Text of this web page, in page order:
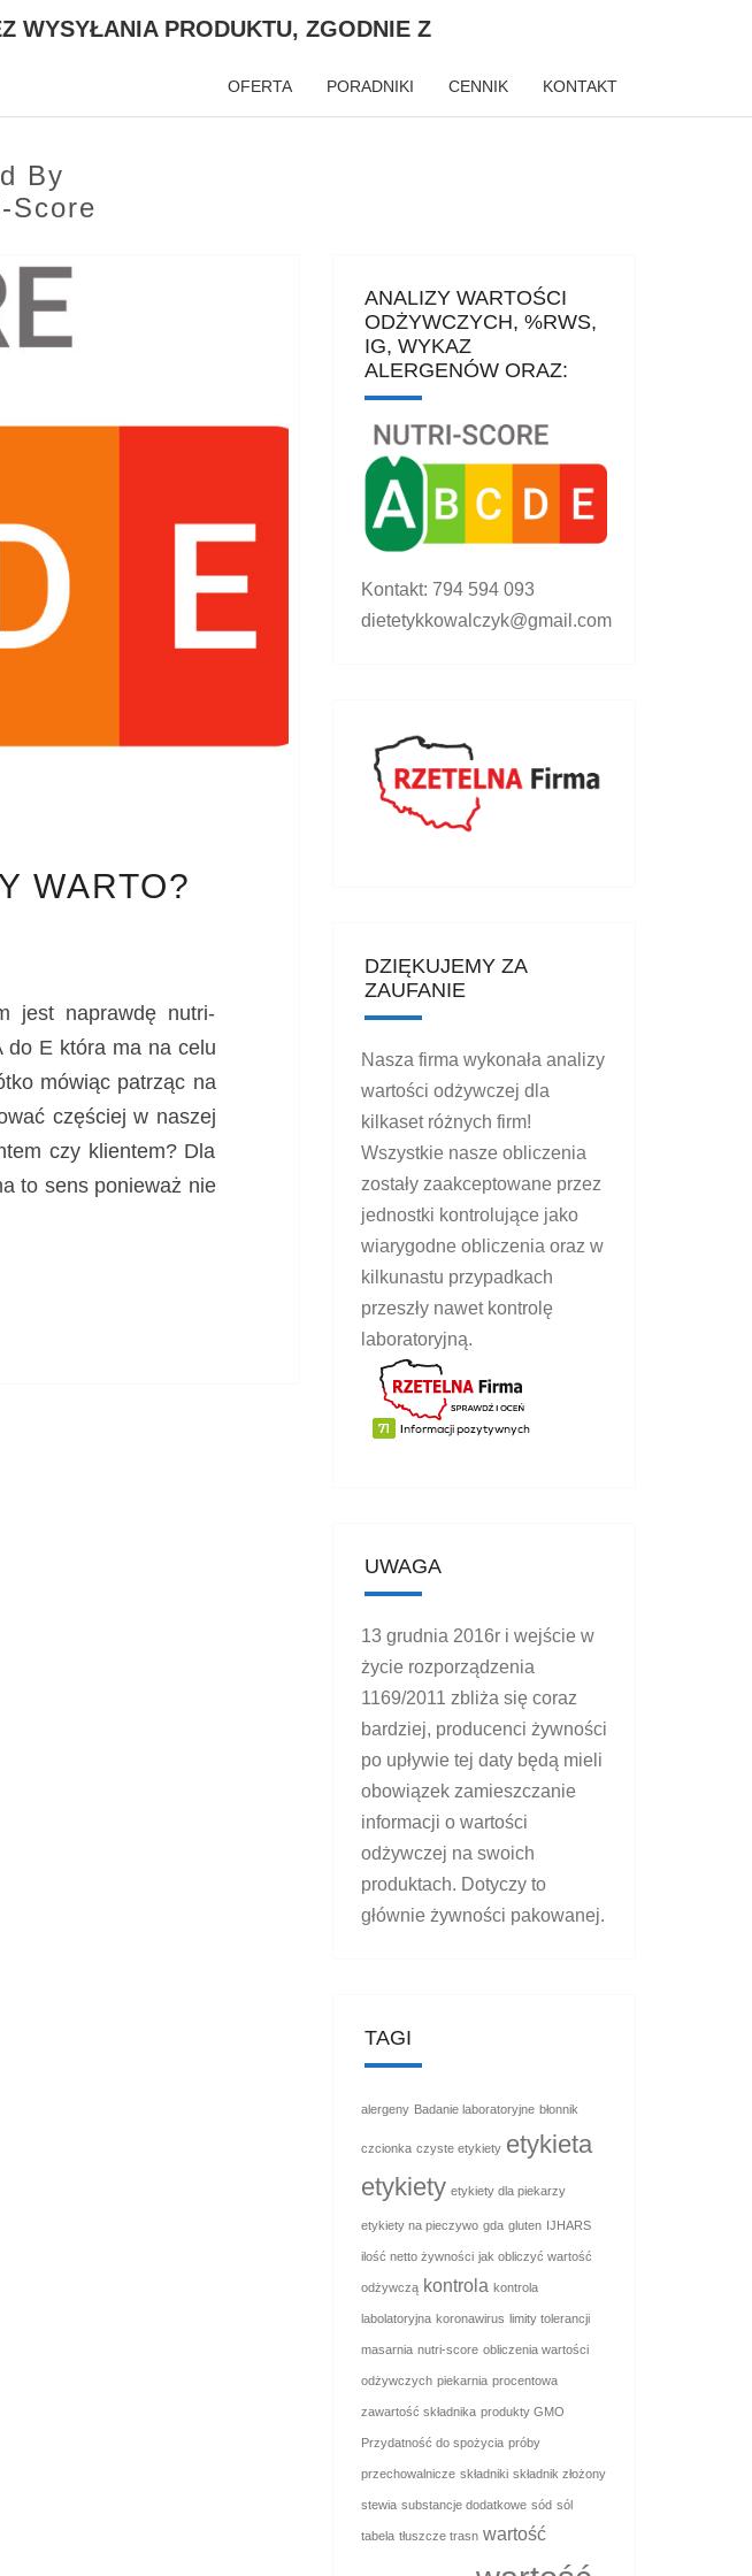
WYSYŁANIA PRODUKTU, ZGODNIE Z
OFERTA PORADNIKI CENNIK KONTAKT
By
Score
WARTO?
jest naprawdę nutri-
do E która ma na celu
mówiąc patrząc na
częściej w naszej
czy klientem? Dla
to sens ponieważ nie
ANALIZY WARTOŚCI
ODŻYWCZYCH, %RWS,
IG, WYKAZ
ALERGENÓW ORAZ:
Kontakt: 794 594 093
dietetykkowalczyk@gmail.com
DZIĘKUJEMY ZA
ZAUFANIE
Nasza firma wykonała analizy
wartości odżywczej dla
kilkaset różnych firm!
Wszystkie nasze obliczenia
zostały zaakceptowane przez
jednostki kontrolujące jako
wiarygodne obliczenia oraz w
kilkunastu przypadkach
przeszły nawet kontrolę
laboratoryjną.
UWAGA
13 grudnia 2016r i wejście w
życie rozporządzenia
1169/2011 zbliża się coraz
bardziej, producenci żywności
po upływie tej daty będą mieli
obowiązek zamieszczanie
informacji o wartości
odżywczej na swoich
produktach. Dotyczy to
głównie żywności pakowanej.
TAGI
alergeny Badanie laboratoryjne błonnik
czcionka czyste etykiety etykieta
etykiety etykiety dla piekarzy
etykiety na pieczywo gda gluten IJHARS
ilość netto żywności jak obliczyć wartość
odżywczą kontrola kontrola
labolatoryjna koronawirus limity tolerancji
masarnia nutri-score obliczenia wartości
odżywczych piekarnia procentowa
zawartość składnika produkty GMO
Przydatność do spożycia próby
przechowalnicze składniki składnik złożony
stewia substancje dodatkowe sód sól
tabela tłuszcze trasn wartość